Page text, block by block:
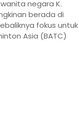
negara K.
berada di
fokus untuk
Asia (BATC)